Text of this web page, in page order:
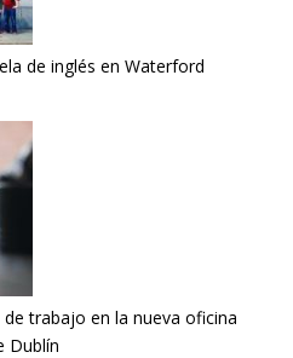
de inglés en Waterford
trabajo en la nueva oficina
Dublín